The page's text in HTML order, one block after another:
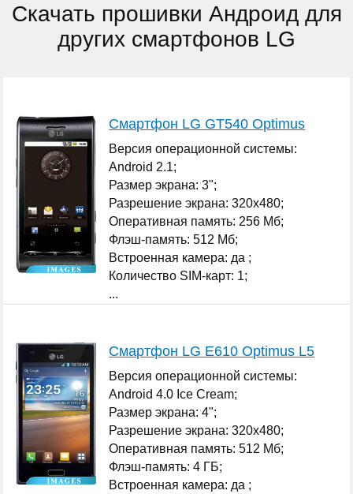
Скачать прошивки Андроид для
других смартфонов LG
Смартфон LG GT540 Optimus
Версия операционной системы:
Android 2.1;
Размер экрана: 3";
Разрешение экрана: 320x480;
Оперативная память: 256 Мб;
Флэш-память: 512 Мб;
Встроенная камера: да ;
Количество SIM-карт: 1;
...
Смартфон LG E610 Optimus L5
Версия операционной системы:
Android 4.0 Ice Cream;
Размер экрана: 4";
Разрешение экрана: 320x480;
Оперативная память: 512 Мб;
Флэш-память: 4 ГБ;
Встроенная камера: да ;